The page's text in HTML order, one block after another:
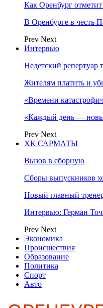
Как Оренбург
В Оренбурге в честь
Prev Next
Интервью
Недетский
Жителям платить и
«Времени
«Каждый день —
Prev Next
ХК САРМАТЫ
Вызов в сборную
Сборы выпускников
Новый главный
Интервью: Герман
Prev Next
Экономика
Происшествия
Образование
Политика
Спорт
Авто